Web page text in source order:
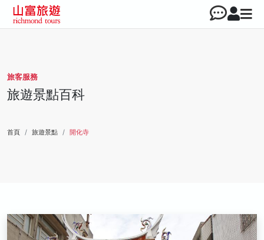
旅客服務
旅遊景點百科
首頁 旅遊景點 開化寺